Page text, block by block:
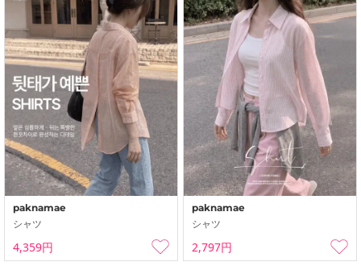
paknamae
シャツ
4,359円
paknamae
シャツ
2,797円